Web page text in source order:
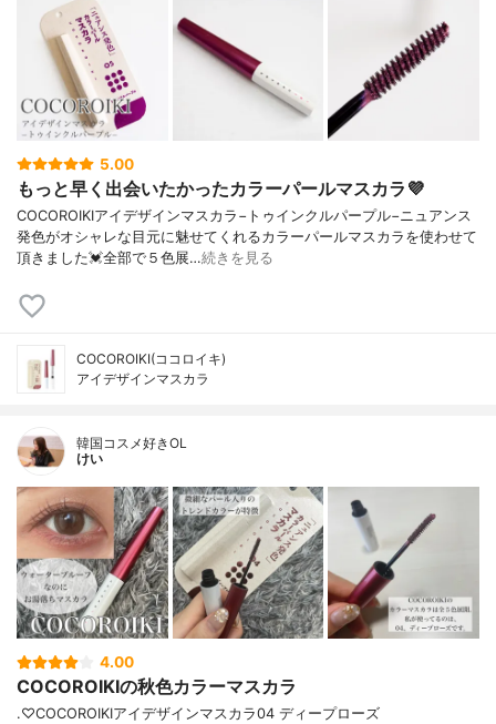
5.00
もっと早く出会いたかったカラーパールマスカラ💜
COCOROIKIアイデザインマスカラ−トゥインクルパープル−ニュアンス
発色がオシャレな目元に魅せてくれるカラーパールマスカラを使わせて
頂きました💓全部で５色展…続きを見る
COCOROIKI(ココロイキ)
アイデザインマスカラ
韓国コスメ好きOL
けい
4.00
COCOROIKIの秋色カラーマスカラ
.♡COCOROIKIアイデザインマスカラ04 ディープローズ